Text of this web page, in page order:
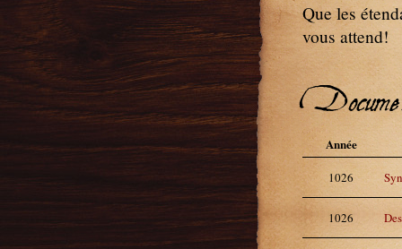
Que les
vous attend!
Année
1026
1026